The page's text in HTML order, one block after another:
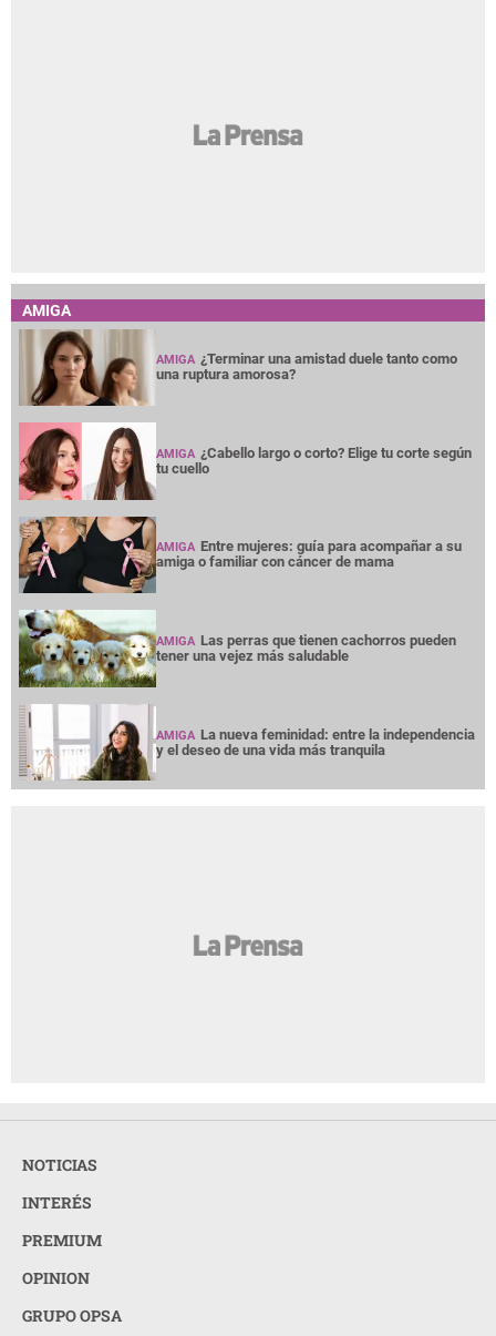
AMIGA
AMIGA ¿Terminar una amistad duele tanto como
una ruptura amorosa?
AMIGA ¿Cabello largo o corto? Elige tu corte según
tu cuello
AMIGA Entre mujeres: guía para acompañar a su
amiga o familiar con cáncer de mama
AMIGA Las perras que tienen cachorros pueden
tener una vejez más saludable
AMIGA La nueva feminidad: entre la independencia
y el deseo de una vida más tranquila
NOTICIAS
INTERÉS
PREMIUM
OPINION
GRUPO OPSA